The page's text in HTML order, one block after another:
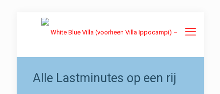
Alle Lastminutes op een rij